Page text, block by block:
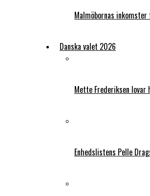
Malmöbornas
Danska valet 2026
Mette Frederiksen lovar
Enhedslistens Pelle